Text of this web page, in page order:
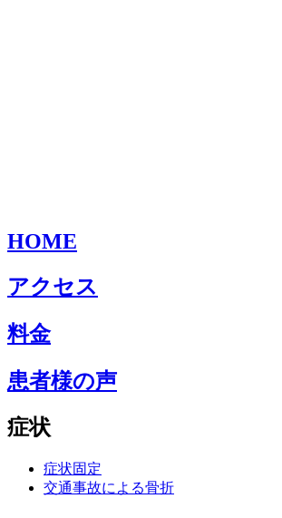
HOME
アクセス
料金
患者様の声
症状
症状固定
交通事故による骨折